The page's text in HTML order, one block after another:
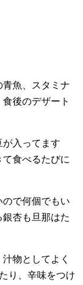
魚、スタミナ
後のデザート
入ってます
食べるたびに
で何個でもい
杏も旦那はた
物としてよく
り、辛味をつけ